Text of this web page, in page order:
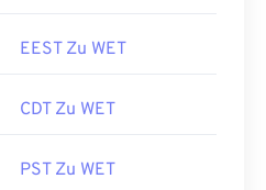
EEST Zu WET
CDT Zu WET
PST Zu WET